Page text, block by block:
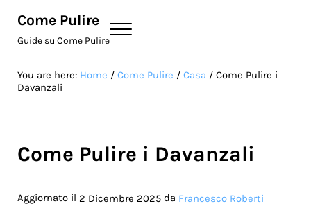
Come Pulire
Guide su Come Pulire
Menu
You are here: Home / Come Pulire / Casa /Come Pulire i
Davanzali
Come Pulire i Davanzali
Aggiornato il 2 Dicembre 2025da Francesco Roberti